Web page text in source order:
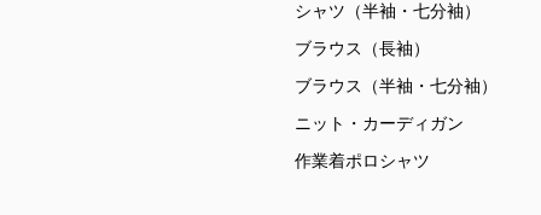
シャツ（半袖・七分袖）
ブラウス（長袖）
ブラウス（半袖・七分袖）
ニット・カーディガン
作業着ポロシャツ